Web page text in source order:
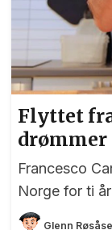
Flyttet
drømmer
Francesco
Norge for ti
utdannelse
Glenn